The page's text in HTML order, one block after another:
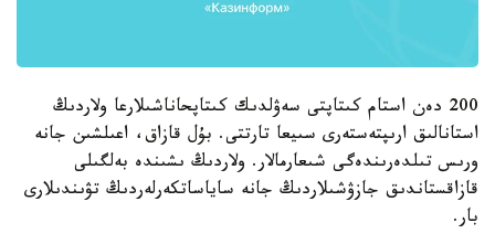
200 دەن استام كىتاپتى سەۋلدىك كىتاپحاناشىلارعا ولاردىڭ
استانالىق ارىپتەستەرى سىيعا تارتتى. بۇل قازاق، اعىلشىن جانە
ورىس تىلدەرىندەگى شىعارمالار. ولاردىڭ ىشىندە بەلگىلى
قازاقستاندىق جازۋشىلاردىڭ جانە ساياساتكەرلەردىڭ تۋىندىلارى
بار.